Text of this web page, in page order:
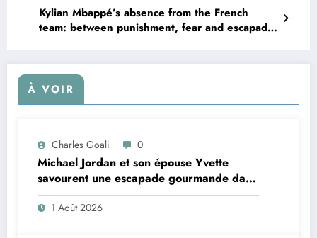
Kylian Mbappé’s absence from the French
team: between punishment, fear and escapade
À VOIR
Charles Goali 0
Michael Jordan et son épouse Yvette
savourent une escapade gourmande dans
un établissement prisé du Sud de la
France
1 Août 2026